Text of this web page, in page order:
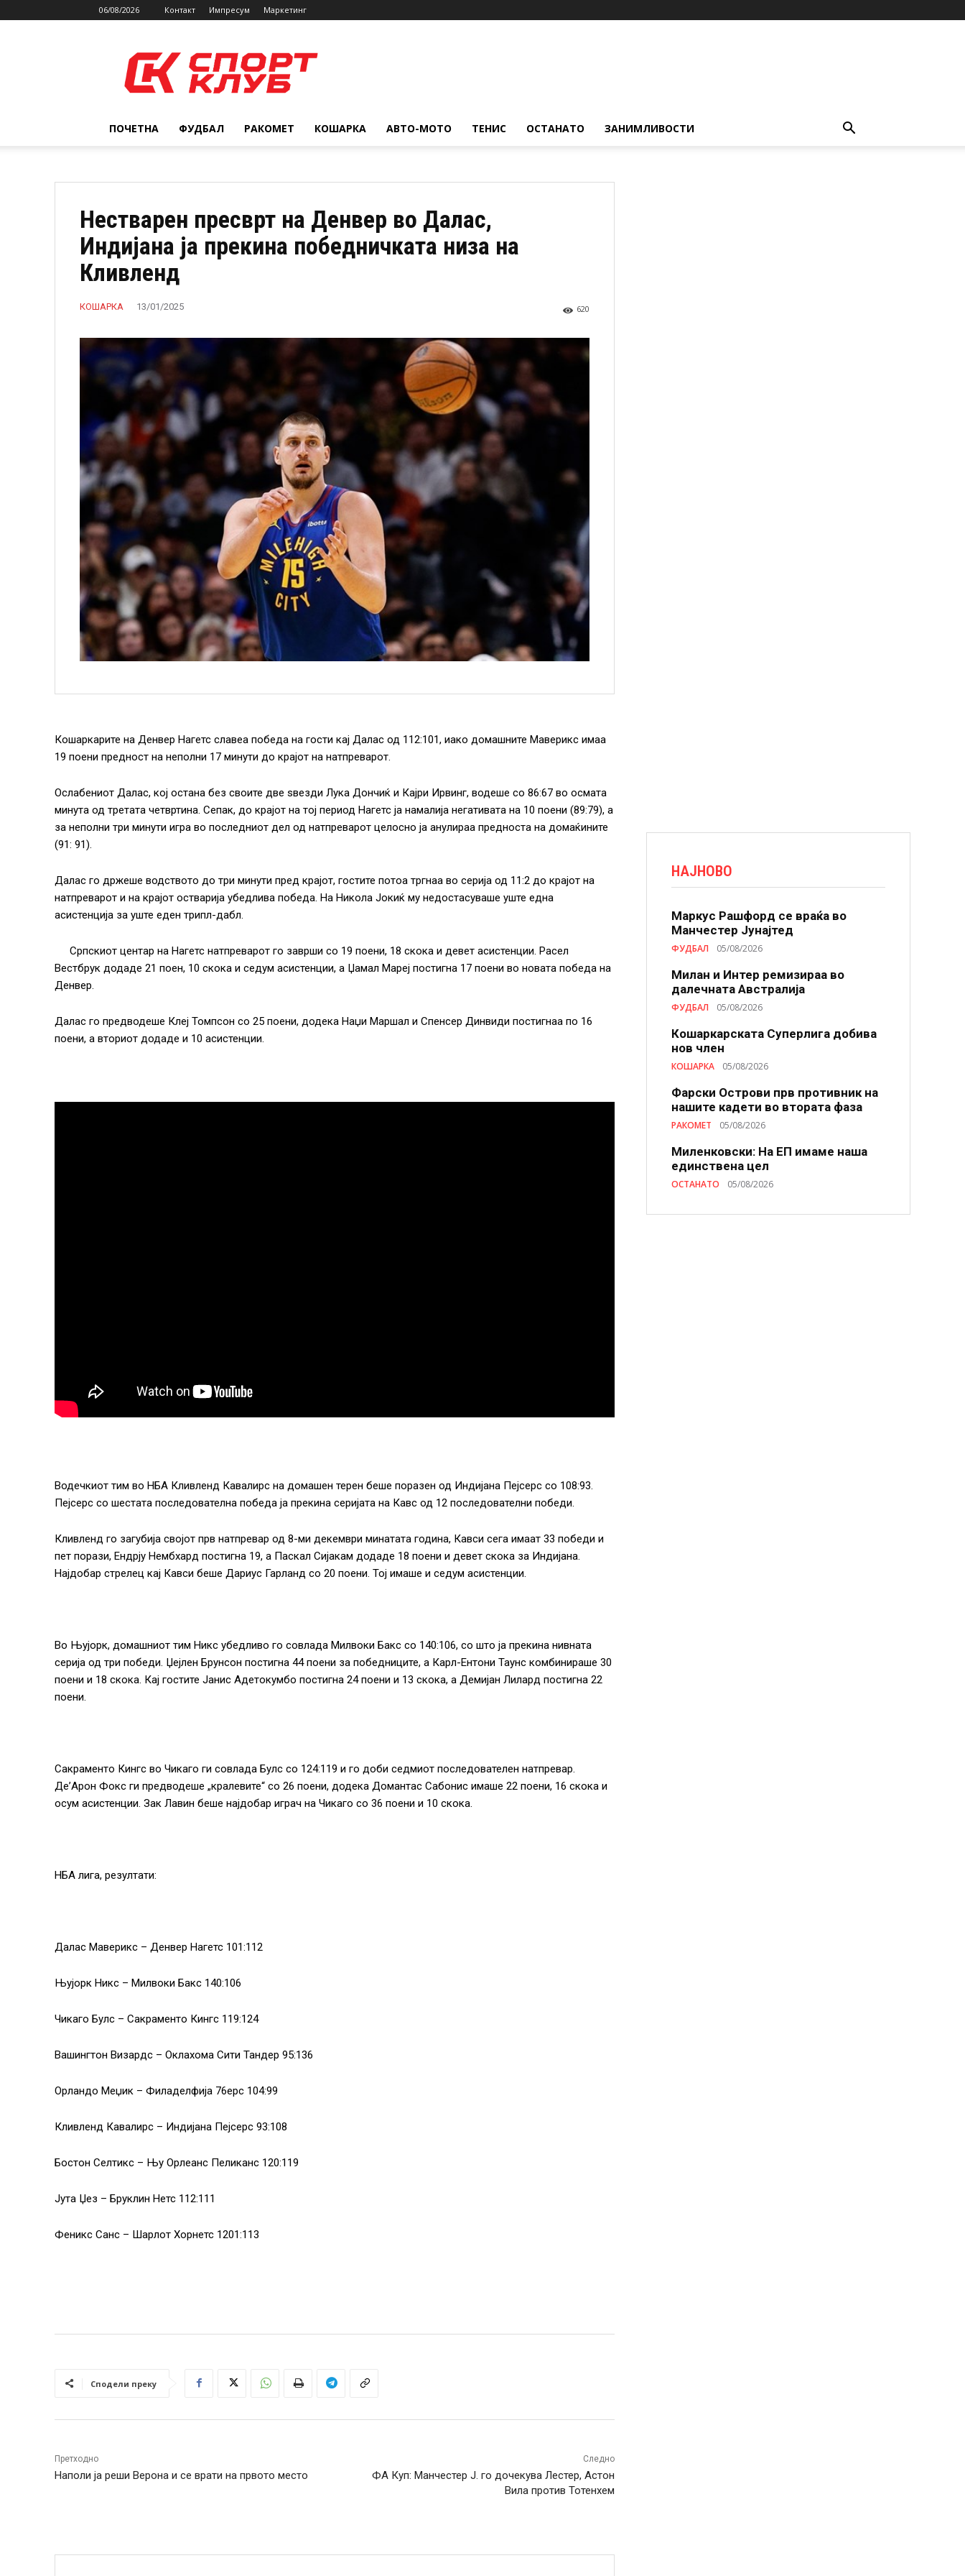
06/08/2026 Контакт Импресум Маркетинг
ПОЧЕТНА ФУДБАЛ РАКОМЕТ КОШАРКА АВТО-МОТО ТЕНИС ОСТАНАТО ЗАНИМЛИВОСТИ
Нестварен пресврт на Денвер во Далас,
Индијана ја прекина победничката низа на
Кливленд
КОШАРКА 13/01/2025 620
Кошаркарите на Денвер Нагетс славеа победа на гости кај Далас од 112:101, иако домашните Маверикс имаа
19 поени предност на неполни 17 минути до крајот на натпреварот.
Ослабениот Далас, кој остана без своите две ѕвезди Лука Дончиќ и Кајри Ирвинг, водеше со 86:67 во осмата
минута од третата четвртина. Сепак, до крајот на тој период Нагетс ја намалија негативата на 10 поени (89:79), а
за неполни три минути игра во последниот дел од натпреварот целосно ја анулираа предноста на домаќините
(91: 91).
Далас го држеше водството до три минути пред крајот, гостите потоа тргнаа во серија од 11:2 до крајот на
натпреварот и на крајот остварија убедлива победа. На Никола Јокиќ му недостасуваше уште една
асистенција за уште еден трипл-дабл.
Српскиот центар на Нагетс натпреварот го заврши со 19 поени, 18 скока и девет асистенции. Расел
Вестбрук додаде 21 поен, 10 скока и седум асистенции, а Џамал Мареј постигна 17 поени во новата победа на
Денвер.
Далас го предводеше Клеј Томпсон со 25 поени, додека Наџи Маршал и Спенсер Динвиди постигнаа по 16
поени, а вториот додаде и 10 асистенции.
Водечкиот тим во НБА Кливленд Кавалирс на домашен терен беше поразен од Индијана Пејсерс со 108:93.
Пејсерс со шестата последователна победа ја прекина серијата на Кавс од 12 последователни победи.
Кливленд го загубија својот прв натпревар од 8-ми декември минатата година, Кавси сега имаат 33 победи и
пет порази, Ендрју Нембхард постигна 19, а Паскал Сијакам додаде 18 поени и девет скока за Индијана.
Најдобар стрелец кај Кавси беше Дариус Гарланд со 20 поени. Тој имаше и седум асистенции.
Во Њујорк, домашниот тим Никс убедливо го совлада Милвоки Бакс со 140:106, со што ја прекина нивната
серија од три победи. Џејлен Брунсон постигна 44 поени за победниците, а Карл-Ентони Таунс комбинираше 30
поени и 18 скока. Кај гостите Јанис Адетокумбо постигна 24 поени и 13 скока, а Демијан Лилард постигна 22
поени.
Сакраменто Кингс во Чикаго ги совлада Булс со 124:119 и го доби седмиот последователен натпревар.
Де’Арон Фокс ги предводеше „кралевите“ со 26 поени, додека Домантас Сабонис имаше 22 поени, 16 скока и
осум асистенции. Зак Лавин беше најдобар играч на Чикаго со 36 поени и 10 скока.
НБА лига, резултати:
Далас Маверикс – Денвер Нагетс 101:112
Њујорк Никс – Милвоки Бакс 140:106
Чикаго Булс – Сакраменто Кингс 119:124
Вашингтон Визардс – Оклахома Сити Тандер 95:136
Орландо Меџик – Филаделфија 76ерс 104:99
Кливленд Кавалирс – Индијана Пејсерс 93:108
Бостон Селтикс – Њу Орлеанс Пеликанс 120:119
Јута Џез – Бруклин Нетс 112:111
Феникс Санс – Шарлот Хорнетс 1201:113
Сподели преку
Претходно
Наполи ја реши Верона и се врати на првото место
Следно
ФА Куп: Манчестер Ј. го дочекува Лестер, Астон
Вила против Тотенхем
НАЈНОВО
Маркус Рашфорд се враќа во
Манчестер Јунајтед
ФУДБАЛ 05/08/2026
Милан и Интер ремизираа во
далечната Австралија
ФУДБАЛ 05/08/2026
Кошаркарската Суперлига добива
нов член
КОШАРКА 05/08/2026
Фарски Острови прв противник на
нашите кадети во втората фаза
РАКОМЕТ 05/08/2026
Миленковски: На ЕП имаме наша
единствена цел
ОСТАНАТО 05/08/2026